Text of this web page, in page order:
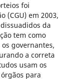
foi
(CGU) em 2003,
da
tem como
governantes,
a correta
usam os
para